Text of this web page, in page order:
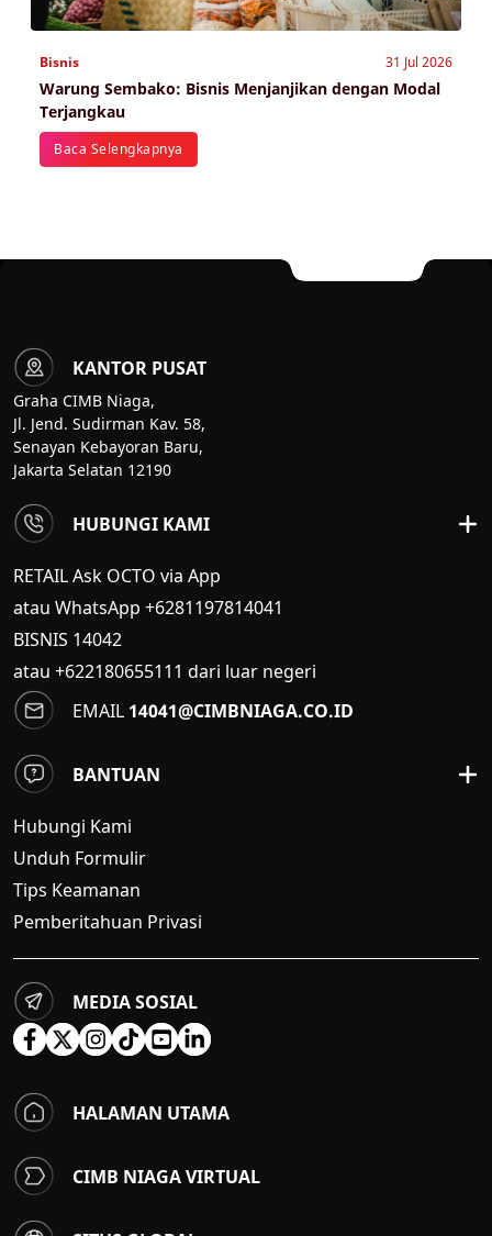
Bisnis 31 Jul 2026
Warung Sembako: Bisnis Menjanjikan dengan Modal
Terjangkau
Baca Selengkapnya
KANTOR PUSAT
Graha CIMB Niaga,
Jl. Jend. Sudirman Kav. 58,
Senayan Kebayoran Baru,
Jakarta Selatan 12190
HUBUNGI KAMI
RETAIL Ask OCTO via App
atau WhatsApp +6281197814041
BISNIS 14042
atau +622180655111 dari luar negeri
EMAIL 14041@CIMBNIAGA.CO.ID
BANTUAN
Hubungi Kami
Unduh Formulir
Tips Keamanan
Pemberitahuan Privasi
MEDIA SOSIAL
HALAMAN UTAMA
CIMB NIAGA VIRTUAL